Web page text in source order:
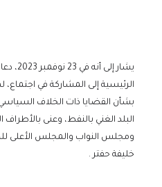
يشار
الرئيسية إلى المشاركة في
بشأن القضايا ذات الخلاف السياسي
البلد الغني بالنفط، وعنى
ومجلس النواب والمجلس الأعلى
خليفة حفتر .